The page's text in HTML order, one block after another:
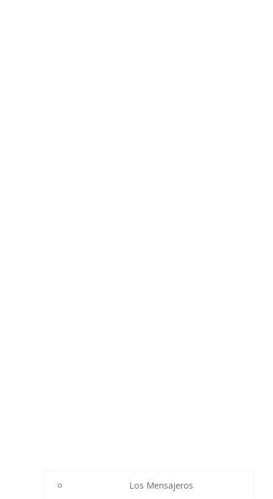
Los Mensajeros